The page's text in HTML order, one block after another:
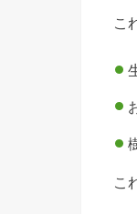
こ
こ